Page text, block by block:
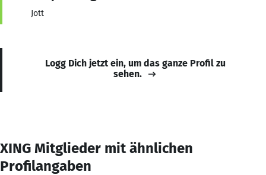
Jott
Logg Dich jetzt ein, um das ganze Profil zu
sehen.
XING Mitglieder mit ähnlichen
Profilangaben